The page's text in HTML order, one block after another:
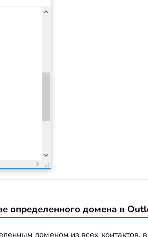
определенного домена в